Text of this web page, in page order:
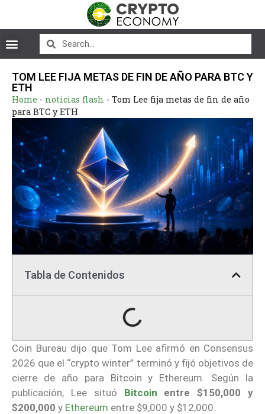
TOM LEE FIJA METAS DE FIN DE AÑO PARA BTC Y
ETH
Home - noticias flash - Tom Lee fija metas de fin de año
para BTC y ETH
Tabla de Contenidos
Coin Bureau dijo que Tom Lee afirmó en Consensus
2026 que el “crypto winter” terminó y fijó objetivos de
cierre de año para Bitcoin y Ethereum. Según la
publicación, Lee situó Bitcoin entre $150,000 y
$200,000 y Ethereum entre $9,000 y $12,000.